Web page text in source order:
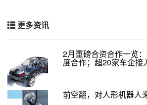
更多资讯
2月重磅合资合作一览
度合作；超20家车企接
前空翻，对人形机器人